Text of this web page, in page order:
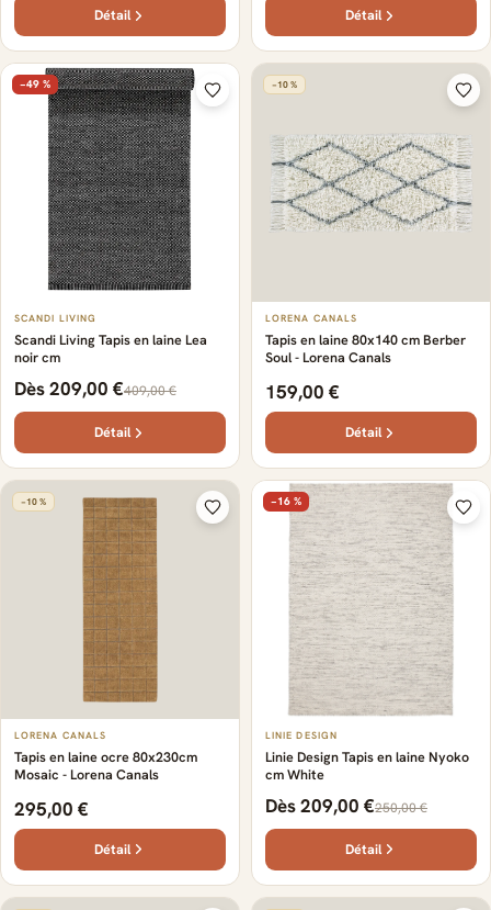
Détail Détail
−49 %
SCANDI LIVING
Scandi Living Tapis en laine Lea
noir cm
Dès 209,00 €409,00 €
Détail
−10 %
LORENA CANALS
Tapis en laine 80x140 cm Berber
Soul - Lorena Canals
159,00 €
Détail
−10 %
LORENA CANALS
Tapis en laine ocre 80x230cm
Mosaic - Lorena Canals
295,00 €
Détail
−16 %
LINIE DESIGN
Linie Design Tapis en laine Nyoko
cm White
Dès 209,00 €250,00 €
Détail